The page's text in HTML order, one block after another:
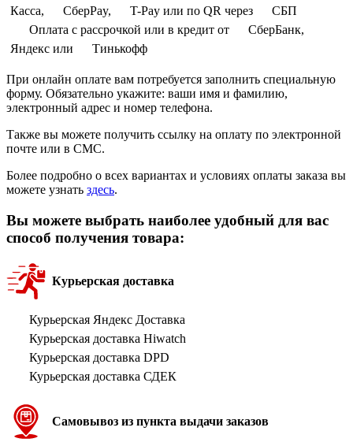
Касса,
СберPay, T-Pay или по QR через
СБП
Оплата с рассрочкой или в кредит от
СберБанк,
Яндекс или
Тинькофф
При онлайн оплате вам потребуется заполнить специальную
форму. Обязательно укажите: ваши имя и фамилию,
электронный адрес и номер телефона.
Также вы можете получить ссылку на оплату по электронной
почте или в СМС.
Более подробно о всех вариантах и условиях оплаты заказа вы
можете узнать здесь.
Вы можете выбрать наиболее удобный для вас
способ получения товара:
Курьерская доставка
Курьерская Яндекс Доставка
Курьерская доставка Hiwatch
Курьерская доставка DPD
Курьерская доставка СДЕК
Самовывоз из пункта выдачи заказов